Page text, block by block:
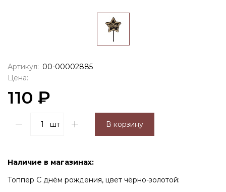
Артикул: 00-00002885
Цена:
110 ₽
шт В корзину
Наличие в магазинах:
Топпер С днём рождения, цвет чёрно-золотой: